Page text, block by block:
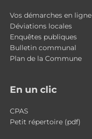
Vos démarches en ligne
Déviations locales
Enquêtes publiques
Bulletin communal
Plan de la Commune
En un clic
CPAS
Petit répertoire (pdf)